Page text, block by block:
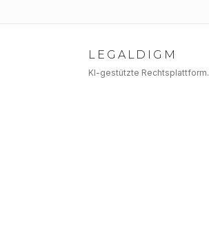
LEGALDIGM
KI-gestützte Rechtsplattform.